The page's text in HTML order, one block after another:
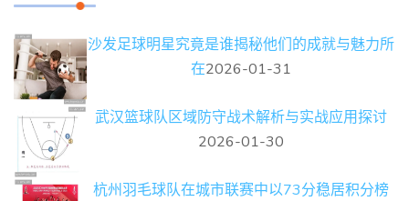
沙发足球明星究竟是谁揭秘他们的成就与魅力所
在2026-01-31
武汉篮球队区域防守战术解析与实战应用探讨
2026-01-30
杭州羽毛球队在城市联赛中以73分稳居积分榜